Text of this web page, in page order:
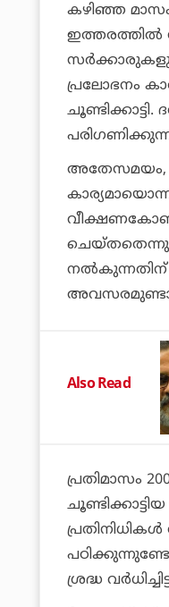
കഴിഞ്ഞ
ഇത്തരത്തില്‍
പ്രലോഭനം
അതേസമയം,
നല്‍കുന്നതിന്
Also Read
പ്രതിമാസം
ശ്രദ്ധ